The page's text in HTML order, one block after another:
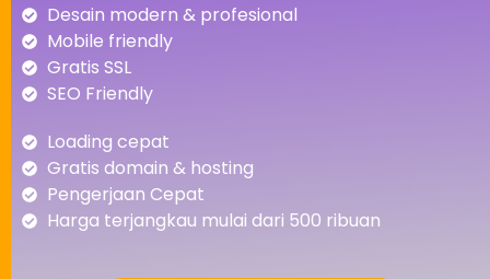
Desain modern & profesional
Mobile friendly
Gratis SSL
SEO Friendly
Loading cepat
Gratis domain & hosting
Pengerjaan Cepat
Harga terjangkau mulai dari 500 ribuan